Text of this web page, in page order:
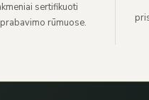
sertifikuoti
rūmuose.